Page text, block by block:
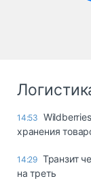
14:53
хранения
14:29 Транзит
на треть